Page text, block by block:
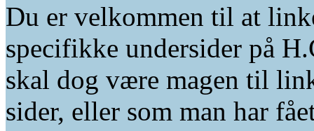
Du er velkommen til at
specifikke undersider på
skal dog være magen til
sider, eller som man har